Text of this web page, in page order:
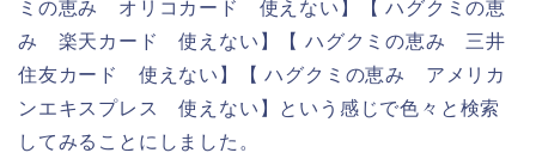
ミの恵み オリコカード 使えない】【 ハグクミの恵
み 楽天カード 使えない】【 ハグクミの恵み 三井
住友カード 使えない】【 ハグクミの恵み アメリカ
ンエキスプレス 使えない】という感じで色々と検索
してみることにしました。